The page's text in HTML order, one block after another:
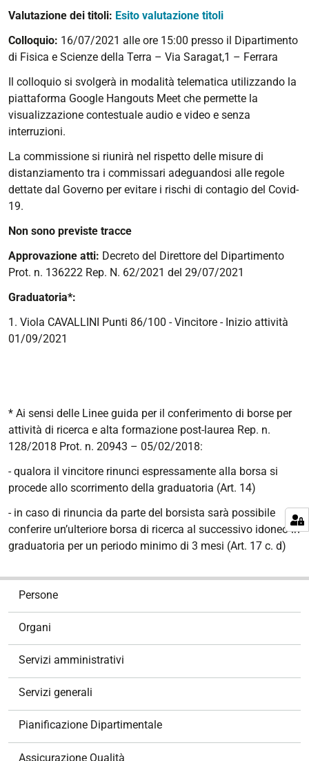
Valutazione dei titoli: Esito valutazione titoli
Colloquio: 16/07/2021 alle ore 15:00 presso il Dipartimento
di Fisica e Scienze della Terra – Via Saragat,1 – Ferrara
Il colloquio si svolgerà in modalità telematica utilizzando la
piattaforma Google Hangouts Meet che permette la
visualizzazione contestuale audio e video e senza
interruzioni.
La commissione si riunirà nel rispetto delle misure di
distanziamento tra i commissari adeguandosi alle regole
dettate dal Governo per evitare i rischi di contagio del Covid-
19.
Non sono previste tracce
Approvazione atti: Decreto del Direttore del Dipartimento
Prot. n. 136222 Rep. N. 62/2021 del 29/07/2021
Graduatoria*:
1. Viola CAVALLINI Punti 86/100 - Vincitore - Inizio attività
01/09/2021
* Ai sensi delle Linee guida per il conferimento di borse per
attività di ricerca e alta formazione post-laurea Rep. n.
128/2018 Prot. n. 20943 – 05/02/2018:
- qualora il vincitore rinunci espressamente alla borsa si
procede allo scorrimento della graduatoria (Art. 14)
- in caso di rinuncia da parte del borsista sarà possibile
conferire un’ulteriore borsa di ricerca al successivo idoneo in
graduatoria per un periodo minimo di 3 mesi (Art. 17 c. d)
Persone
Organi
Servizi amministrativi
Servizi generali
Pianificazione Dipartimentale
Assicurazione Qualità